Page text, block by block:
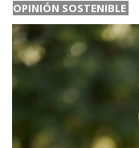
OPINIÓN SOSTENIBLE